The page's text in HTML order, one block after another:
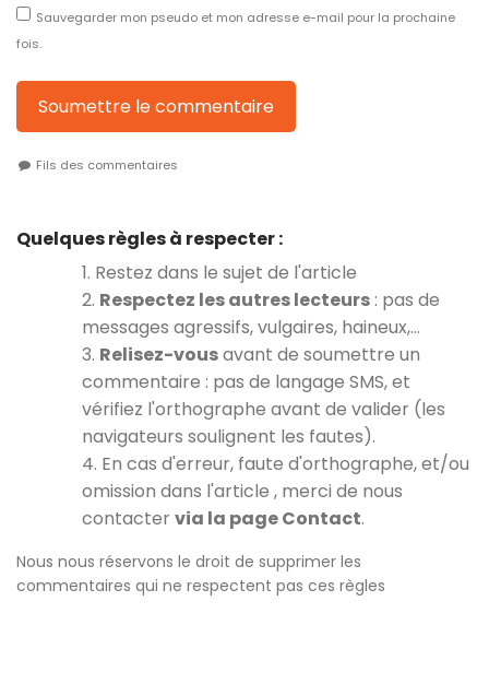
Sauvegarder mon pseudo et mon adresse e-mail pour la prochaine
fois.
Soumettre le commentaire
Fils des commentaires
Quelques règles à respecter :
1. Restez dans le sujet de l'article
2. Respectez les autres lecteurs : pas de
messages agressifs, vulgaires, haineux,…
3. Relisez-vousavant de soumettre un
commentaire : pas de langage SMS, et
vérifiez l'orthographe avant de valider (les
navigateurs soulignent les fautes).
4. En cas d'erreur, faute d'orthographe, et/ou
omission dans l'article , merci de nous
contacter via la page Contact.
Nous nous réservons le droit de supprimer les
commentaires qui ne respectent pas ces règles